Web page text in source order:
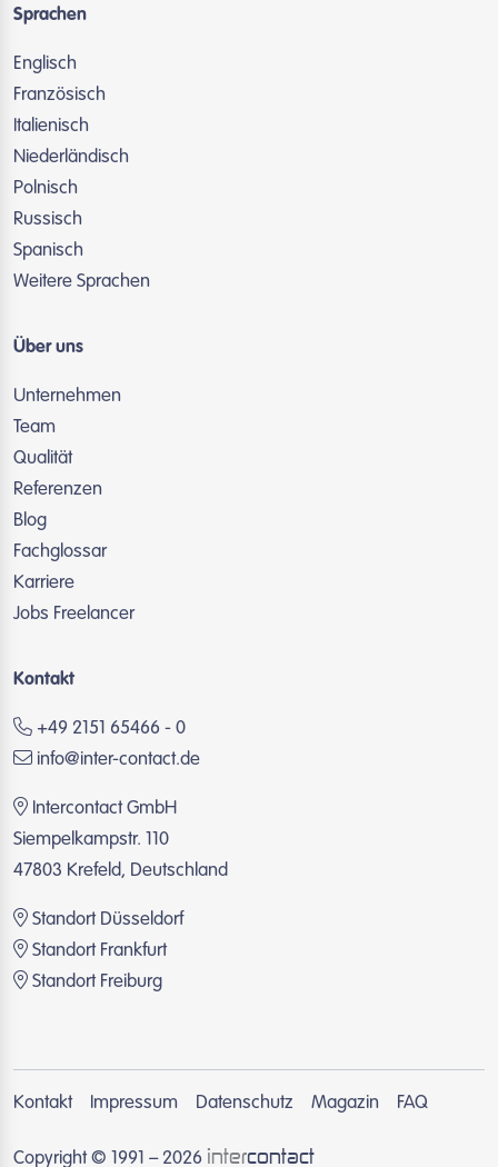
Sprachen
Englisch
Französisch
Italienisch
Niederländisch
Polnisch
Russisch
Spanisch
Weitere Sprachen
Über uns
Unternehmen
Team
Qualität
Referenzen
Blog
Fachglossar
Karriere
Jobs Freelancer
Kontakt
+49 2151 65466 - 0
info@inter-contact.de
Intercontact GmbH
Siempelkampstr. 110
47803 Krefeld, Deutschland
Standort Düsseldorf
Standort Frankfurt
Standort Freiburg
Kontakt Impressum Datenschutz Magazin FAQ
Copyright © 1991 – 2026 intercontact